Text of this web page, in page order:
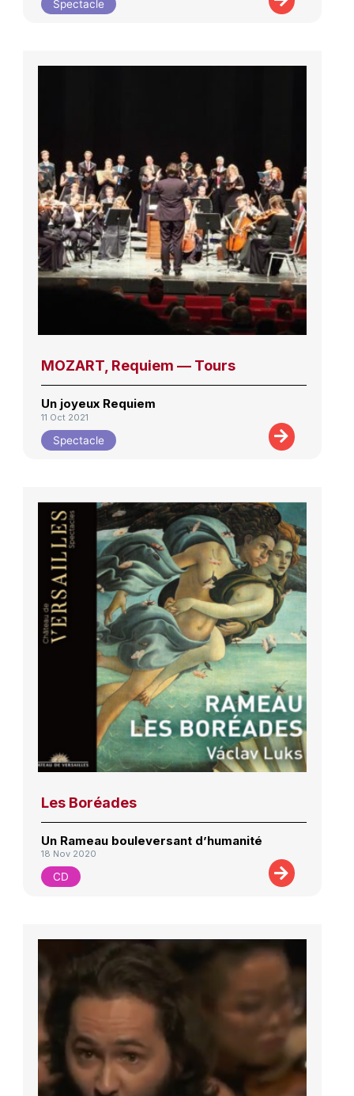
Spectacle
MOZART, Requiem — Tours
Un joyeux Requiem
11 Oct 2021
Spectacle
Les Boréades
Un Rameau bouleversant d’humanité
18 Nov 2020
CD